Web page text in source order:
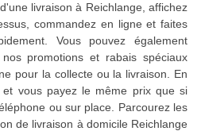
livraison à Reichlange, affichez
commandez en ligne et faites
Vous pouvez également
promotions et rabais spéciaux
pour la collecte ou la livraison. En
vous payez le même prix que si
ou sur place. Parcourez les
de livraison à domicile Reichlange